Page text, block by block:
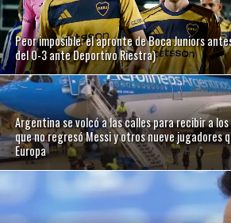
Peor imposible: el apronte de Boca Juniors
del 0-3 ante Deportivo Riestra)
Argentina se volcó a las calles para recibir a
que no regresó Messi y otros nueve jugadores
Europa